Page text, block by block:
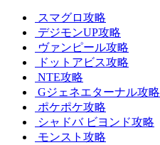
スマグロ攻略
デジモンUP攻略
ヴァンピール攻略
ドットアビス攻略
NTE攻略
Gジェネエターナル攻略
ポケポケ攻略
シャドバ ビヨンド攻略
モンスト攻略